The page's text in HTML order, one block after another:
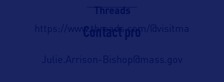
Threads
https://www.threads.com/@visitma
Contact pro
Julie.Arrison-Bishop@mass.gov